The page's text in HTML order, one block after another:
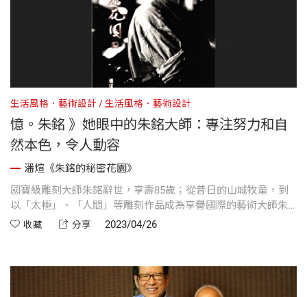
生活風格．藝術設計 生活風格．藝術設計
憶。朱銘 》她眼中的朱銘大師：專注努力和自
然本色，令人動容
潘煊《朱銘的秘密花園》
國寶級雕刻大師朱銘辭世，享壽85歲；從昔日的山城牧童，到
以「太極」、「人間」等雕刻作品成為享譽國際的藝術大師朱
銘，朱銘的成就背後來自他獨樹一格的人生觀與創作觀。本篇
繽紛的內心祕密花園。
收藏 分享 2023/04/26